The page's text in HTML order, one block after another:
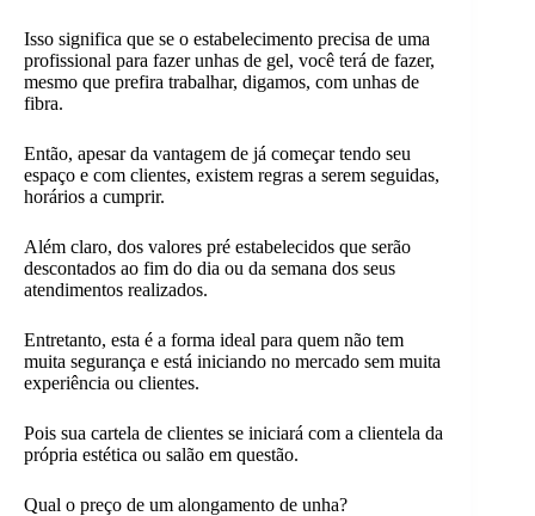
Isso significa que se o estabelecimento precisa de uma
profissional para fazer unhas de gel, você terá de fazer,
mesmo que prefira trabalhar, digamos, com unhas de
fibra.
Então, apesar da vantagem de já começar tendo seu
espaço e com clientes, existem regras a serem seguidas,
horários a cumprir.
Além claro, dos valores pré estabelecidos que serão
descontados ao fim do dia ou da semana dos seus
atendimentos realizados.
Entretanto, esta é a forma ideal para quem não tem
muita segurança e está iniciando no mercado sem muita
experiência ou clientes.
Pois sua cartela de clientes se iniciará com a clientela da
própria estética ou salão em questão.
Qual o preço de um alongamento de unha?